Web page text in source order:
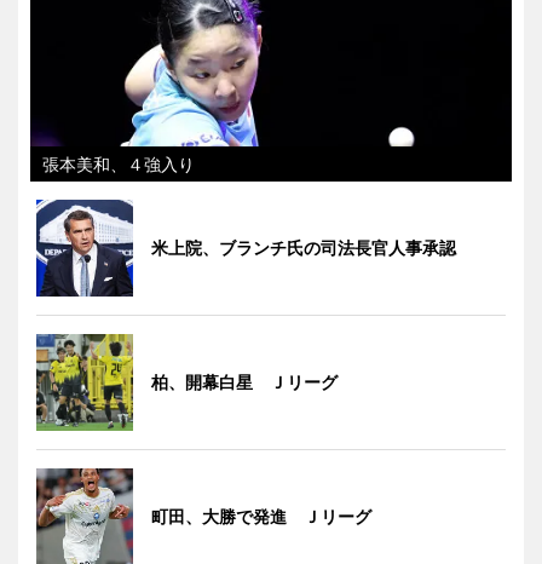
張本美和、４強入り
米上院、ブランチ氏の司法長官人事承認
柏、開幕白星 Ｊリーグ
町田、大勝で発進 Ｊリーグ